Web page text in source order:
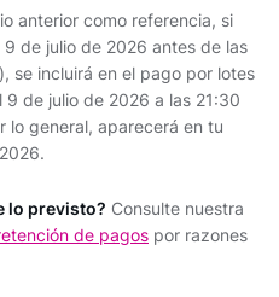
anterior como referencia, si
de julio de 2026 antes de las
se incluirá en el pago por lotes
de julio de 2026 a las 21:30
lo general, aparecerá en tu
lo previsto? Consulte nuestra
de pagos por razones